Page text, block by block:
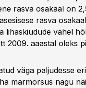
rasva osakaal on
rasva
lihaskiudude vahel
2009. aaastal oleks
väga paljudesse
marmorsus nagu